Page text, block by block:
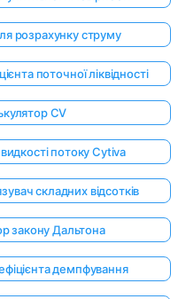
розрахунку струму
поточної ліквідності
CV
потоку Cytiva
складних відсотків
закону Дальтона
демпфування